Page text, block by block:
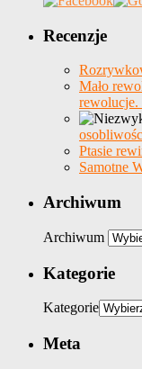
Recenzje
Mało
rewolucje.
Ptasie
Samotne
Archiwum
Archiwum
Kategorie
Kategorie
Meta